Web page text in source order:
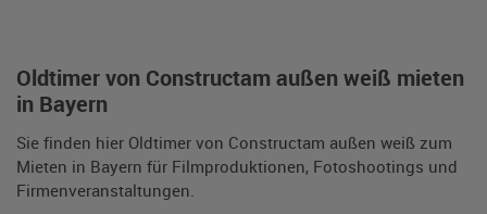
Oldtimer von Constructam außen weiß mieten
in Bayern
Sie finden hier Oldtimer von Constructam außen weiß zum
Mieten in Bayern für Filmproduktionen, Fotoshootings und
Firmenveranstaltungen.